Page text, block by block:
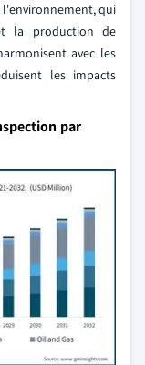
l'environnement, qui
la production de
avec les
les impacts
par